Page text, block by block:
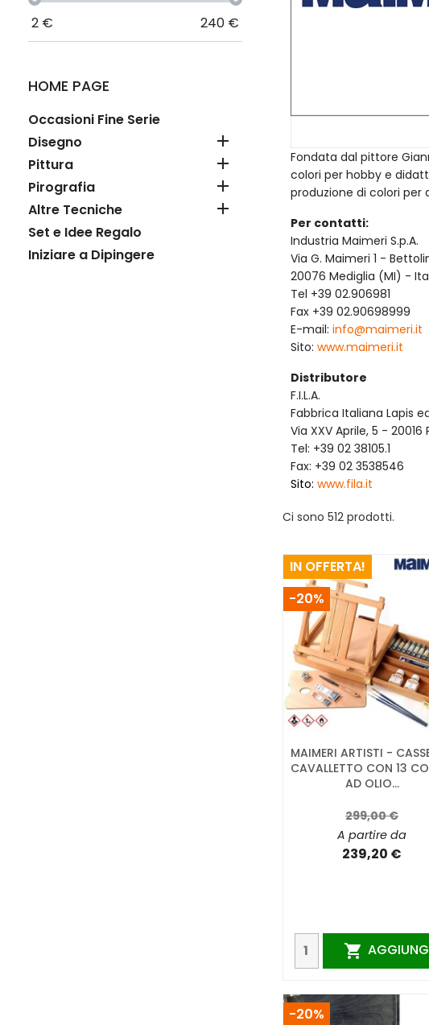
2 € 240 €
HOME PAGE
Occasioni Fine Serie
Disegno

Pittura 
Pirografia 
Altre Tecniche 
Set e Idee Regalo
Iniziare a Dipingere
Fondata dal pittore
colori per hobby e
produzione di colori
Per contatti:
Industria Maimeri S.p.A.
Via G. Maimeri 1 -
20076 Mediglia (MI) -
Tel +39 02.906981
Fax +39 02.90698999
E-mail: info@maimeri.it
Sito: www.maimeri.it
Distributore
F.I.L.A.
Fabbrica Italiana Lapis
Via XXV Aprile, 5 - 20016
Tel: +39 02 38105.1
Fax: +39 02 3538546
Sito: www.fila.it
Ci sono 512 prodotti.
MAIMERI ARTISTI -
CAVALLETTO CON 13
AD OLIO...
299,00 €
A partire da
239,20 €

IN OFFERTA!
-20%
-20%